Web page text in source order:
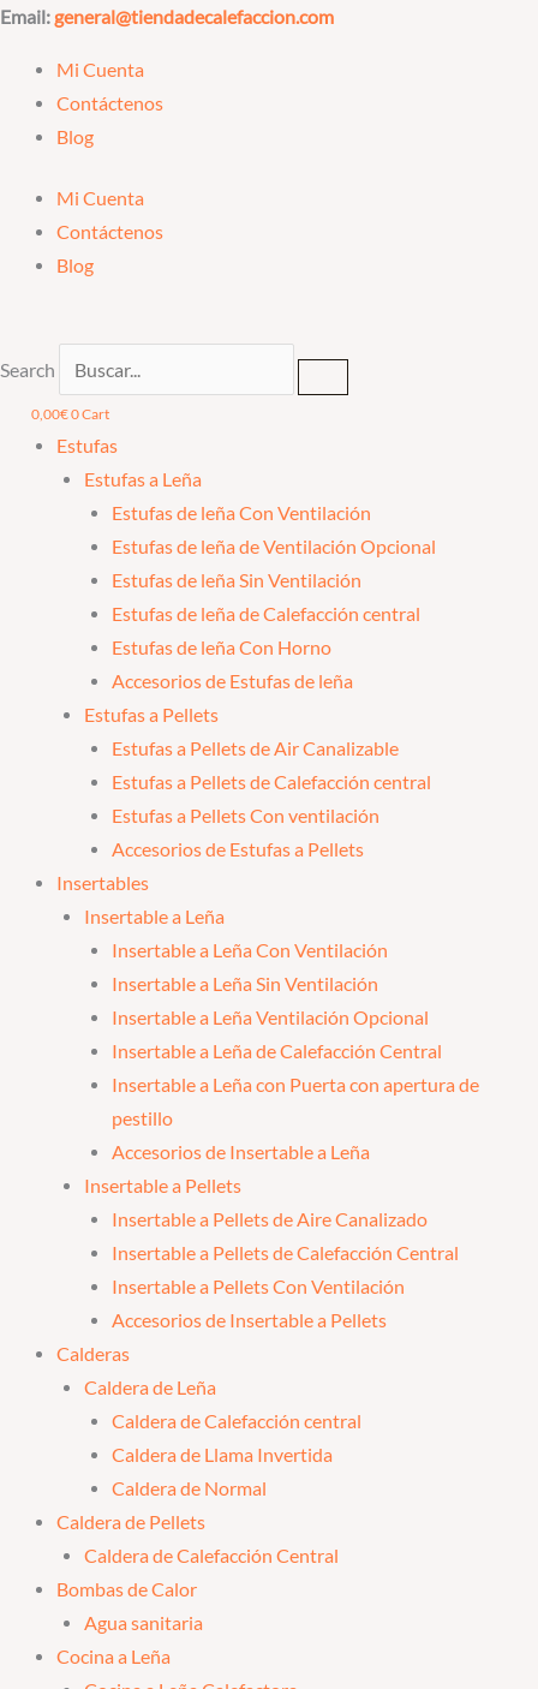
Ir
contenido
Email:general@tiendadecalefaccion.com
Mi Cuenta
Contáctenos
Blog
Mi Cuenta
Contáctenos
Blog
Search
0,00€0Cart
Estufas
Estufas a Leña
Estufas de leña Con Ventilación
Estufas de leña de Ventilación Opcional
Estufas de leña Sin Ventilación
Estufas de leña de Calefacción central
Estufas de leña Con Horno
Accesorios de Estufas de leña
Estufas a Pellets
Estufas a Pellets de Air Canalizable
Estufas a Pellets de Calefacción central
Estufas a Pellets Con ventilación
Accesorios de Estufas a Pellets
Insertables
Insertable a Leña
Insertable a Leña Con Ventilación
Insertable a Leña Sin Ventilación
Insertable a Leña Ventilación Opcional
Insertable a Leña de Calefacción Central
Insertable a Leña con Puerta con apertura de
pestillo
Accesorios de Insertable a Leña
Insertable a Pellets
Insertable a Pellets de Aire Canalizado
Insertable a Pellets de Calefacción Central
Insertable a Pellets Con Ventilación
Accesorios de Insertable a Pellets
Calderas
Caldera de Leña
Caldera de Calefacción central
Caldera de Llama Invertida
Caldera de Normal
Caldera de Pellets
Caldera de Calefacción Central
Bombas de Calor
Agua sanitaria
Cocina a Leña
Diam
150mm
Manguito
Pared
cantidad